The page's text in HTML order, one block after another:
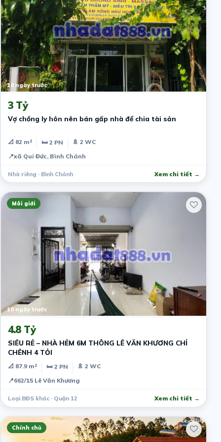
10 ngày trước
3 Tỷ
Vợ chồng ly hôn nên bán gấp nhà để chia tài sản
📐 82 m² 🛏 2 PN
🚿 2 WC
📍xã Qui Đức, Bình Chánh
Nhà riêng · Bình Chánh Xem chi tiết →
Môi giới
10 ngày trước
4.8 Tỷ
SIÊU RẺ – NHÀ HẺM 6M THÔNG LÊ VĂN KHƯƠNG CHỈ
CHÊNH 4 TỎI
📐 87.9 m² 🛏 2 PN
🚿 2 WC
📍662/15 Lê Văn Khương
Loại BĐS khác · Quận 12 Xem chi tiết →
Chính chủ